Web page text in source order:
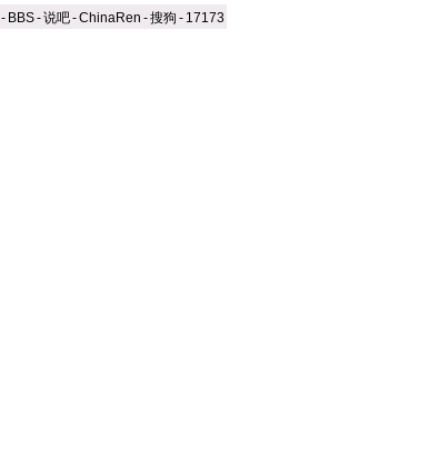
- BBS-说吧-ChinaRen -搜狗 - 17173